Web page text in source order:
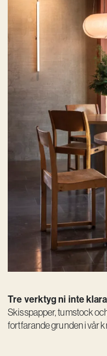
Tre verktyg ni inte
Skisspapper, tumstock
fortfarande grunden i vår